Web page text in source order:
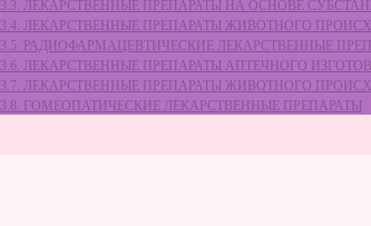
3.3. ЛЕКАРСТВЕННЫЕ ПРЕПАРАТЫ НА ОСНОВЕ
3.4. ЛЕКАРСТВЕННЫЕ ПРЕПАРАТЫ ЖИВОТНОГО
3.5. РАДИОФАРМАЦЕВТИЧЕСКИЕ ЛЕКАРСТВЕННЫЕ
3.6. ЛЕКАРСТВЕННЫЕ ПРЕПАРАТЫ АПТЕЧНОГО
3.7. ЛЕКАРСТВЕННЫЕ ПРЕПАРАТЫ ЖИВОТНОГО
3.8. ГОМЕОПАТИЧЕСКИЕ ЛЕКАРСТВЕННЫЕ ПРЕПАРАТЫ